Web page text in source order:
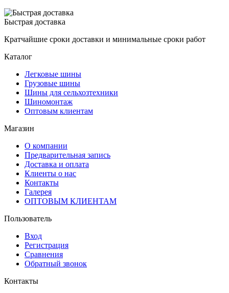
Быстрая доставка
Кратчайшие сроки доставки и минимальные сроки работ
Каталог
Легковые шины
Грузовые шины
Шины для сельхозтехники
Шиномонтаж
Оптовым клиентам
Магазин
О компании
Предварительная запись
Доставка и оплата
Клиенты о нас
Контакты
Галерея
ОПТОВЫМ КЛИЕНТАМ
Пользователь
Вход
Регистрация
Сравнения
Обратный звонок
Контакты